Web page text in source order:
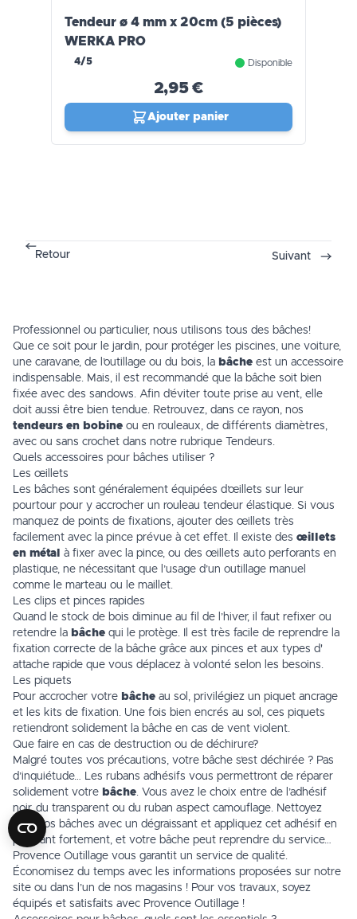
Tendeur ø 4 mm x 20cm (5 pièces)
WERKA PRO
4/5 Disponible
2,95 €
Ajouter panier
Retour Suivant
Professionnel ou particulier, nous utilisons tous des bâches!
Que ce soit pour le jardin, pour protéger les piscines, une voiture,
une caravane, de l’outillage ou du bois, la bâche est un accessoire
indispensable. Mais, il est recommandé que la bâche soit bien
fixée avec des sandows. Afin d’éviter toute prise au vent, elle
doit aussi être bien tendue. Retrouvez, dans ce rayon, nos
tendeurs en bobine ou en rouleaux, de différents diamètres,
avec ou sans crochet dans notre rubrique Tendeurs.
Quels accessoires pour bâches utiliser ?
Les œillets
Les bâches sont généralement équipées d’œillets sur leur
pourtour pour y accrocher un rouleau tendeur élastique. Si vous
manquez de points de fixations, ajouter des œillets très
facilement avec la pince prévue à cet effet. Il existe des œillets
en métal
à fixer avec la pince, ou des œillets auto perforants en
plastique, ne nécessitant que l’usage d’un outillage manuel
comme le marteau ou le maillet.
Les clips et pinces rapides
Quand le stock de bois diminue au fil de l’hiver, il faut refixer ou
retendre la bâche qui le protège. Il est très facile de reprendre la
fixation correcte de la bâche grâce aux pinces et aux types d'
attache rapide que vous déplacez à volonté selon les besoins.
Les piquets
Pour accrocher votre bâche au sol, privilégiez un piquet ancrage
et les kits de fixation. Une fois bien encrés au sol, ces piquets
retiendront solidement la bâche en cas de vent violent.
Que faire en cas de destruction ou de déchirure?
Malgré toutes vos précautions, votre bâche s’est déchirée ? Pas
d’inquiétude… Les rubans adhésifs vous permettront de réparer
solidement votre bâche. Vous avez le choix entre de l’adhésif
noir, du transparent ou du ruban aspect camouflage. Nettoyez
bien vos bâches avec un dégraissant et appliquez cet adhésif en
pressant fortement, et votre bâche peut reprendre du service…
Provence Outillage vous garantit un service de qualité.
Économisez du temps avec les informations proposées sur notre
site ou dans l’un de nos magasins ! Pour vos travaux, soyez
équipés et satisfaits avec Provence Outillage !